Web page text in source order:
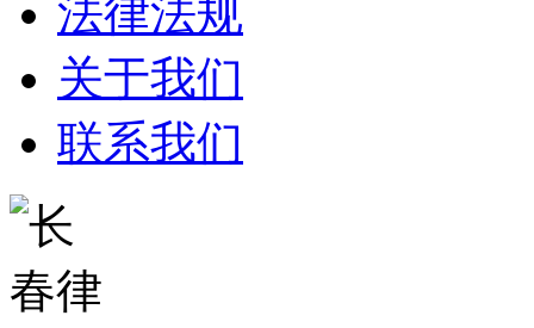
法律法规
关于我们
联系我们